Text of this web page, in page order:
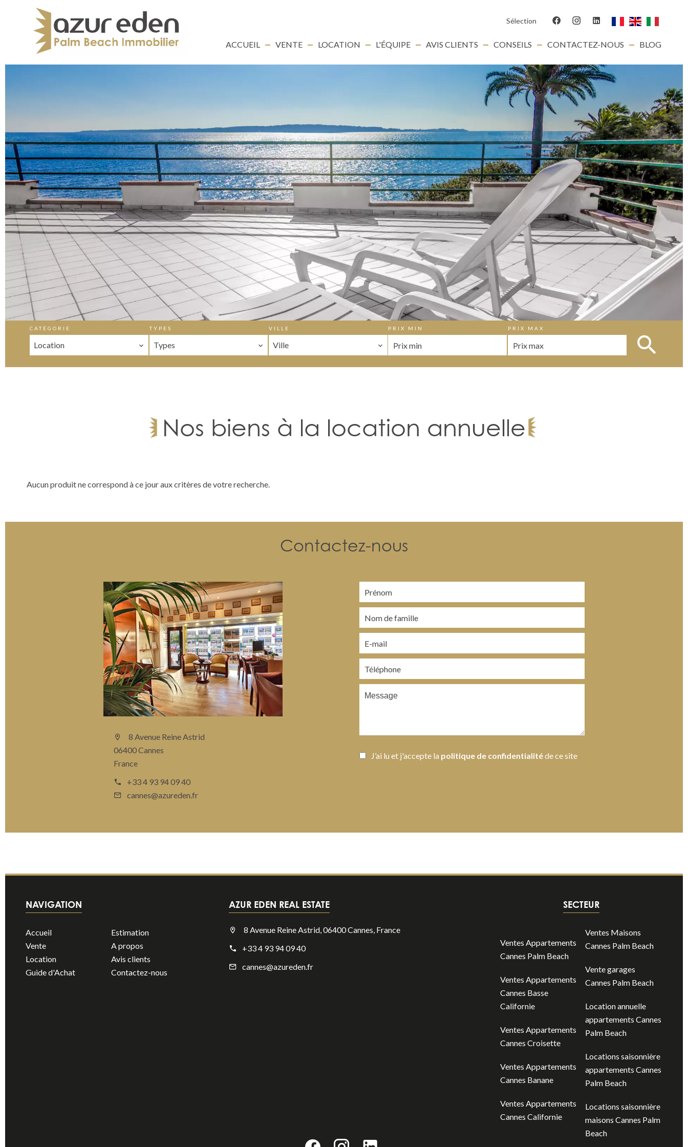
Sélection
ACCUEIL VENTE LOCATION L'ÉQUIPE AVIS CLIENTS CONSEILS CONTACTEZ-NOUS BLOG
CATÉGORIE
Location
TYPES
Types
VILLE
Ville
PRIX MIN PRIX MAX
Nos biens à la location annuelle
Aucun produit ne correspond à ce jour aux critères de votre recherche.
Contactez-nous
8 Avenue Reine Astrid
06400 Cannes
France
+33 4 93 94 09 40
cannes@azureden.fr
J’ai lu et j'accepte la politique de confidentialitéde ce site
NAVIGATION
Accueil
Vente
Location
Guide d'Achat
Estimation
A propos
Avis clients
Contactez-nous
AZUR EDEN REAL ESTATE
8 Avenue Reine Astrid, 06400 Cannes, France
+33 4 93 94 09 40
cannes@azureden.fr
SECTEUR
Ventes Appartements
Cannes Palm Beach
Ventes Appartements
Cannes Basse
Californie
Ventes Appartements
Cannes Croisette
Ventes Appartements
Cannes Banane
Ventes Appartements
Cannes Californie
Ventes Maisons
Cannes Palm Beach
Vente garages
Cannes Palm Beach
Location annuelle
appartements Cannes
Palm Beach
Locations saisonnière
appartements Cannes
Palm Beach
Locations saisonnière
maisons Cannes Palm
Beach